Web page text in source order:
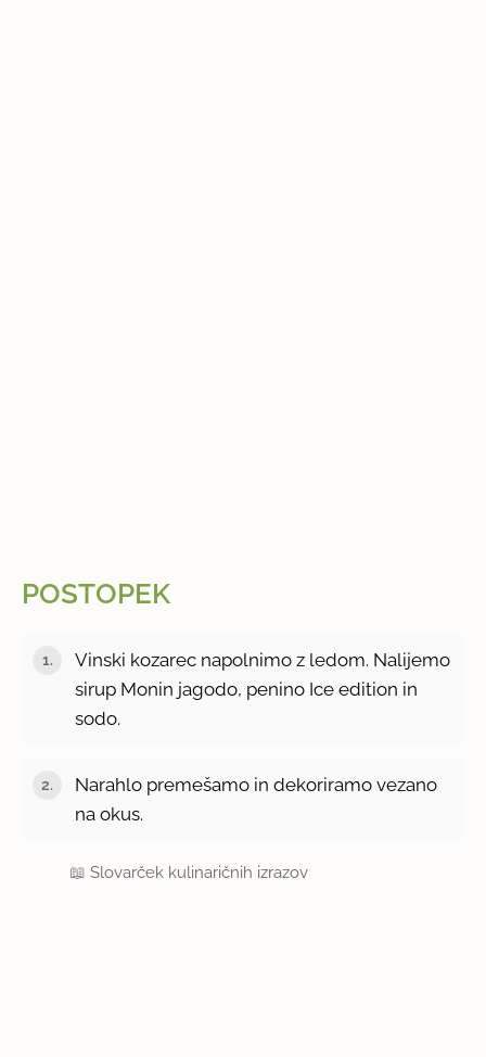
POSTOPEK
Vinski kozarec napolnimo z ledom. Nalijemo
sirup Monin jagodo, penino Ice edition in
sodo.
Narahlo premešamo in dekoriramo vezano
na okus.
📖Slovarček kulinaričnih izrazov